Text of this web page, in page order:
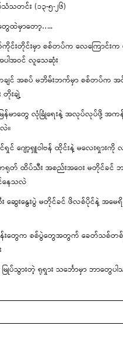
သံသတင်း (၁၃-၅-၂၆)
ေထဲမှာတော့…..
စ်ကိုင်းတိုင်းမှာ စစ်တပ်က လေကြောင်း
ပါအဝင် လူသေဆုံး
ကချင် အစပ် မဘိမ်းဘက်မှာ စစ်တပ်က အ
တိုးချဲ့
ြန်မာတွေ လုံခြုံရေးနဲ့ အလုပ်လုပ်ဖို့ အ
။
င်ရှင် ဂျော့ရှူဝါဗန် ထိုင်းနဲ့ မလေးရှားကို
ရုတ် ထိပ်သီး အစည်းအဝေး မတိုင်ခင်
နေသလဲ
ဆွေးနွေးပွဲ မတိုင်ခင် ဖိလစ်ပိုင်နဲ့ အမေ
န်းတွေက စစ်ပွဲတွေအတွက် ခေတ်သစ်တ
မြုပ်သွားတဲ့ ရုရှား သင်္ဘောမှာ ဘာတွေပ